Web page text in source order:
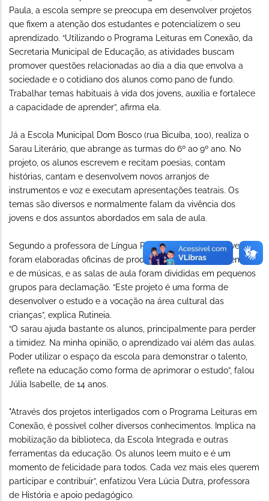
Paula, a escola sempre se preocupa em desenvolver projetos
que fixem a atenção dos estudantes e potencializem o seu
aprendizado. “Utilizando o Programa Leituras em Conexão, da
Secretaria Municipal de Educação, as atividades buscam
promover questões relacionadas ao dia a dia que envolva a
sociedade e o cotidiano dos alunos como pano de fundo.
Trabalhar temas habituais à vida dos jovens, auxilia e fortalece
a capacidade de aprender”, afirma ela.
Já a Escola Municipal Dom Bosco (rua Bicuíba, 100), realiza o
Sarau Literário, que abrange as turmas do 6º ao 9º ano. No
projeto, os alunos escrevem e recitam poesias, contam
histórias, cantam e desenvolvem novos arranjos de
instrumentos e voz e executam apresentações teatrais. Os
temas são diversos e normalmente falam da vivência dos
jovens e dos assuntos abordados em sala de aula.
Segundo a professora de Língua Portuguesa, Rutineia Alves,
foram elaboradas oficinas de produção de textos, de poemas,
e de músicas, e as salas de aula foram divididas em pequenos
grupos para declamação. “Este projeto é uma forma de
desenvolver o estudo e a vocação na área cultural das
crianças”, explica Rutineia.
“O sarau ajuda bastante os alunos, principalmente para perder
a timidez. Na minha opinião, o aprendizado vai além das aulas.
Poder utilizar o espaço da escola para demonstrar o talento,
reflete na educação como forma de aprimorar o estudo”, falou
Júlia Isabelle, de 14 anos.
"Através dos projetos interligados com o Programa Leituras em
Conexão, é possível colher diversos conhecimentos. Implica na
mobilização da biblioteca, da Escola Integrada e outras
ferramentas da educação. Os alunos leem muito e é um
momento de felicidade para todos. Cada vez mais eles querem
participar e contribuir”, enfatizou Vera Lúcia Dutra, professora
de História e apoio pedagógico.